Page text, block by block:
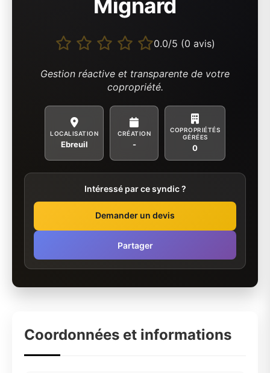
Mignard
0.0/5 (0 avis)
Gestion réactive et transparente de votre
copropriété.
LOCALISATION
Ebreuil
CRÉATION
-
COPROPRIÉTÉS
GÉRÉES
0
Intéressé par ce syndic ?
Demander un devis
Partager
Coordonnées et informations